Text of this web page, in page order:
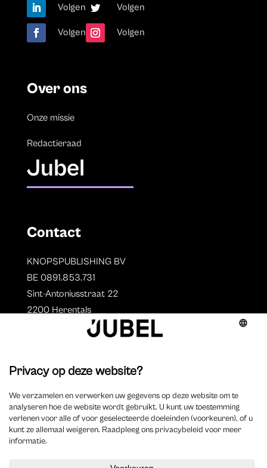
Volgen Volgen
Volgen Volgen
Over ons
Onze missie
Redactieraad
Jubel
Contact
KNOPSPUBLISHING BV
BE 0891.853.731
Sint-Antoniusstraat 22
2200 Herentals
Auteurs
Overzicht auteurs
Auteur worden?